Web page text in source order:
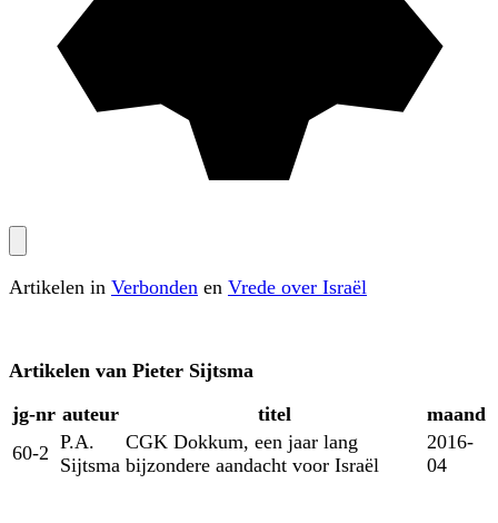
Artikelen in Verbonden en Vrede over Israël
Artikelen van Pieter Sijtsma
jg‑nr auteur titel
maand
60-2 P.A.
Sijtsma
CGK Dokkum, een jaar lang
bijzondere aandacht voor Israël
2016-
04